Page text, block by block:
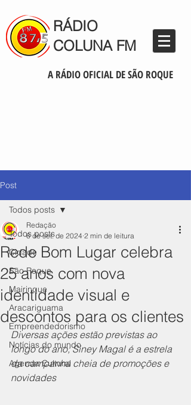
RÁDIO
COLUNA FM
A RÁDIO OFICIAL DE SÃO ROQUE
Post
Todos posts
Cidade
São Roque
Mairinque
Aracariguama
Empreendedorismo
Notícias do mundo
Agenda Cultural
Todos posts
Rede Bom Lugar celebra
25 anos com nova
identidade visual e
descontos para os clientes
Redação
6 de set. de 2024 2 min de leitura
Diversas ações estão previstas ao
longo do ano; Siney Magal é a estrela
da campanha cheia de promoções e
novidades